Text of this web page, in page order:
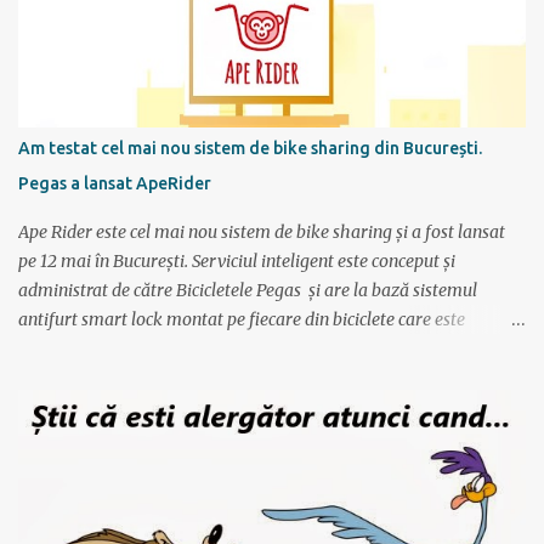
preferate de antrenament. Apoi site-ul mi-a generat un calendar
pentru urmatoarele luni imi care mi se spune cati km am de
alergat la fiecare antrenament si ce timp ar trebui sa scot.
Consider ca este un program foarte bun mai ales ca nu am un
antrenor asa cum au sportivii profesionisti si oricine si-l poate crea
foarte simplu; se alterneaza antrenamente mai scurte cu
antrenamente mai lungi, apoi din nou mai scurte dar trebuie
obtinuti timpi mai buni, ceea ce fortifica muschii si creeaza cadrul
pentru a avansa apoi...
Am testat cel mai nou sistem de bike sharing din București.
Pegas a lansat ApeRider
Ape Rider este cel mai nou sistem de bike sharing și a fost lansat
pe 12 mai în București. Serviciul inteligent este conceput și
administrat de către Bicicletele Pegas și are la bază sistemul
antifurt smart lock montat pe fiecare din biciclete care este
intermediul aplicației. Reprezentanții Pegas anunțaseră de mai
multă vreme că vor să lanseze un serviciu de rent-a-bike,
închiriere biciclete, bike sharing, și iată că acum s-a si concretizat.
Încă de la aflarea primelor vești am fost interesat să văd cum va
funcționa sistemul pentru că, pe lângă alte astfel de servicii,